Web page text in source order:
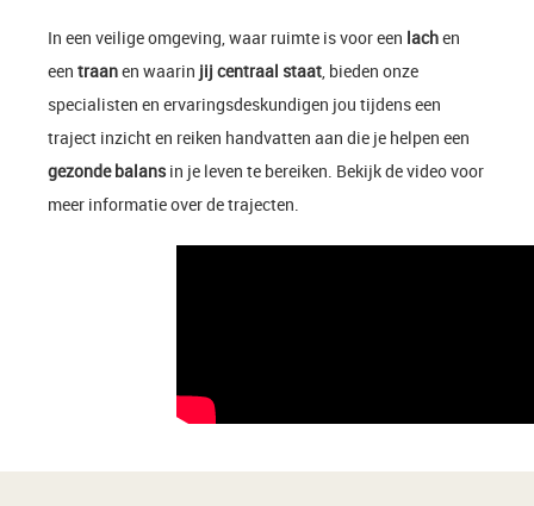
In een veilige omgeving, waar ruimte is voor een lachen
een traanen waarin jij centraal staat, bieden onze
specialisten en ervaringsdeskundigen jou tijdens een
traject inzicht en reiken handvatten aan die je helpen een
gezonde balansin je leven te bereiken. Bekijk de video voor
meer informatie over de trajecten.